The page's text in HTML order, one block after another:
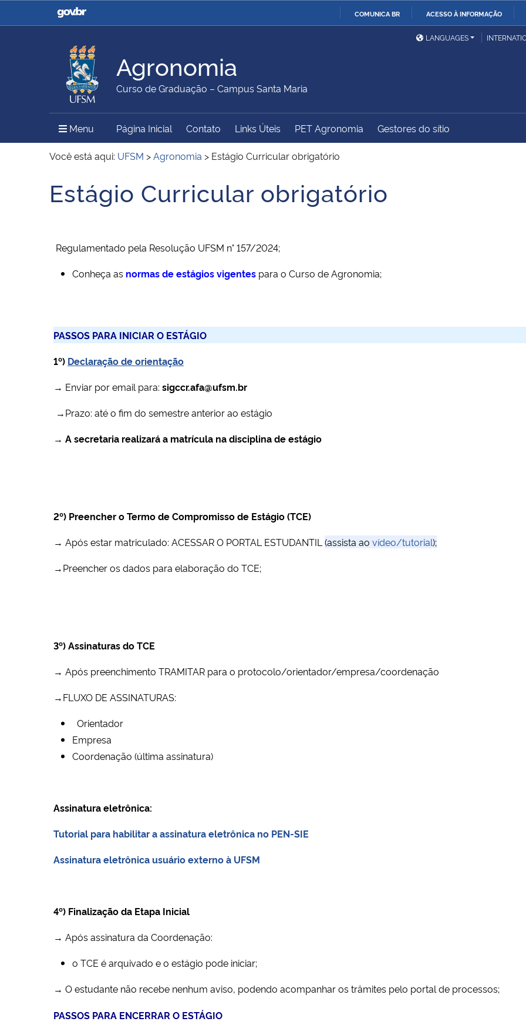
COMUNICA BR ACESSO À INFORMAÇÃO
Casa Civil
Ministério da Justiça e
Ministério da Defesa
Ministério das Relações
Exteriores
Ministério da Agricultura,
Pecuária e Abastecimento
Ministério da Educação
Ministério do Meio Ambiente Ministério do Turismo
Ministério do
Desenvolvimento Regional
Controladoria-Geral da
Secretaria de Governo
Gabinete de Segurança
Advocacia-Geral da União
LANGUAGES
Agronomia
Curso de Graduação – Campus Santa Maria
Menu Menu Principal do Sítio
Página Inicial Contato Links Úteis PET Agronomia Gestores do sítio
Você está aqui: UFSM >Agronomia > Estágio Curricular obrigatório
Início do conteúdo
Estágio Curricular obrigatório
Regulamentado pela Resolução UFSM n° 157/2024;
Conheça as normas de estágios vigentes para o Curso de Agronomia;
PASSOS PARA INICIAR O ESTÁGIO
1º) Declaração de orientação
→ Enviar por email para: sigccr.afa@ufsm.br
→Prazo: até o fim do semestre anterior ao estágio
→ A secretaria realizará a matrícula na disciplina de estágio
2º) Preencher o Termo de Compromisso de Estágio (TCE)
→ Após estar matriculado: ACESSAR O PORTAL ESTUDANTIL (assista ao vídeo/tutorial);
→Preencher os dados para elaboração do TCE;
3º) Assinaturas do TCE
→ Após preenchimento TRAMITAR para o protocolo/orientador/empresa/coordenação
→FLUXO DE ASSINATURAS:
Orientador
Empresa
Coordenação (última assinatura)
Assinatura eletrônica:
Tutorial para habilitar aassinatura eletrônica no PEN-SIE
Assinatura eletrônica usuário externo à UFSM
4º) Finalização da Etapa Inicial
→ Após assinatura da Coordenação:
o TCE é arquivado e o estágio pode iniciar;
→ O estudante não recebe nenhum aviso, podendo acompanhar os trâmites pelo portal de processos;
PASSOS PARA ENCERRAR O ESTÁGIO